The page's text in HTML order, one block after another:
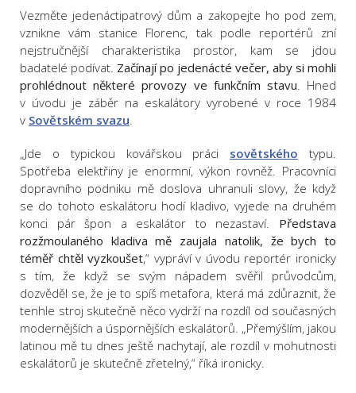
Vezměte jedenáctipatrový dům a zakopejte ho pod zem,
vznikne vám stanice Florenc, tak podle reportérů zní
nejstručnější charakteristika prostor, kam se jdou
badatelé podívat. Začínají po jedenácté večer, aby si mohli
prohlédnout některé provozy ve funkčním stavu. Hned
v úvodu je záběr na eskalátory vyrobené v roce 1984
v Sovětském svazu.
„Jde o typickou kovářskou práci sovětského typu.
Spotřeba elektřiny je enormní, výkon rovněž. Pracovníci
dopravního podniku mě doslova uhranuli slovy, že když
se do tohoto eskalátoru hodí kladivo, vyjede na druhém
konci pár špon a eskalátor to nezastaví. Představa
rozžmoulaného kladiva mě zaujala natolik, že bych to
téměř chtěl vyzkoušet,“ vypráví v úvodu reportér ironicky
s tím, že když se svým nápadem svěřil průvodcům,
dozvěděl se, že je to spíš metafora, která má zdůraznit, že
tenhle stroj skutečně něco vydrží na rozdíl od současných
modernějších a úspornějších eskalátorů. „Přemýšlím, jakou
latinou mě tu dnes ještě nachytají, ale rozdíl v mohutnosti
eskalátorů je skutečně zřetelný,“ říká ironicky.